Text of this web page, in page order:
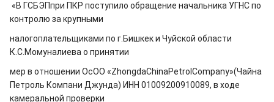
«В ГСБЭПпри ПКР поступило обращение начальника УГНС по
контролю за крупными
налогоплательщиками по г.Бишкек и Чуйской области
К.С.Момуналиева о принятии
мер в отношении ОсОО «ZhongdaChinaPetrol Company»(Чайна
Петроль Компани Джунда) ИНН 01009200910089, в ходе
камеральной проверки